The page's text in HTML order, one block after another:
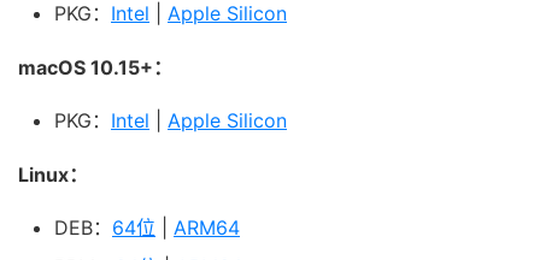
PKG： Intel Apple Silicon
macOS 10.15+：
PKG： Intel Apple Silicon
Linux：
DEB： 64位
ARM64